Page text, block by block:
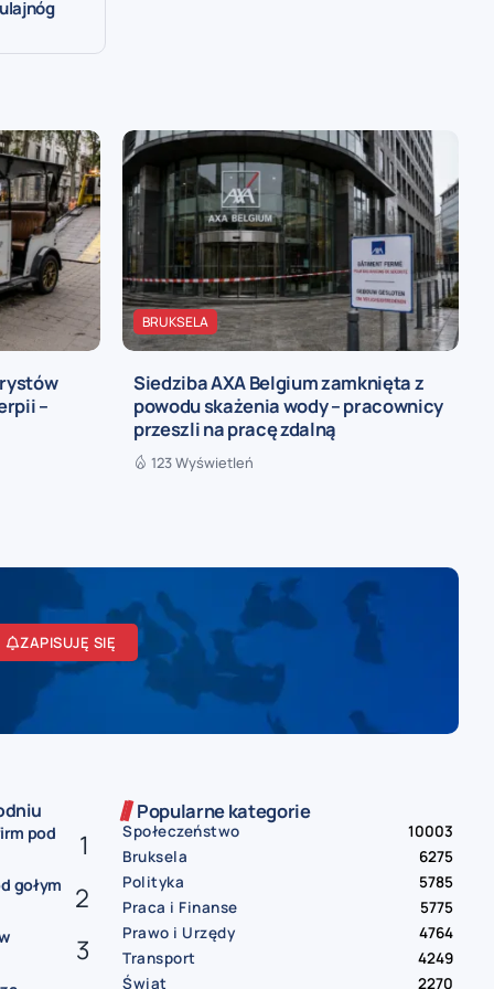
–
BRUKSELA
Siedziba AXA Belgium zamknięta z
powodu skażenia wody – pracownicy
przeszli na pracę zdalną
123 Wyświetleń
ZAPISUJĘ SIĘ
pod
gołym
Popularne kategorie
Społeczeństwo
10003
Bruksela
6275
Polityka
5785
Praca i Finanse
5775
Prawo i Urzędy
4764
Transport
4249
Świat
2270